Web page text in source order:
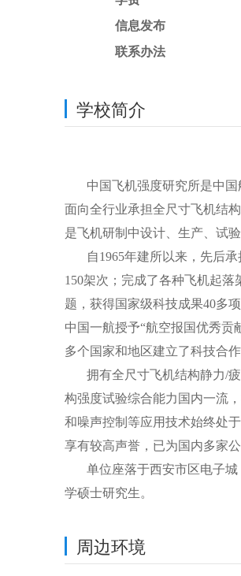
信息发布
联系办法
学校简介
中国飞机强度研究所是中
面向全行业承担全尺寸飞机结
是飞机研制中设计、生产、试
自1965年建所以来，先后
150架次；完成了各种飞机起落
题，获得国家级科技成果40多
中国一航授予“航空报国优秀
多个国家和地区建立了科技合
拥有全尺寸飞机结构静力/
构强度试验综合能力国内一流
和噪声控制等应用技术始终处
享有较高声誉，已为国内多家
单位座落于西安市区电子
学硕士研究生。
周边环境